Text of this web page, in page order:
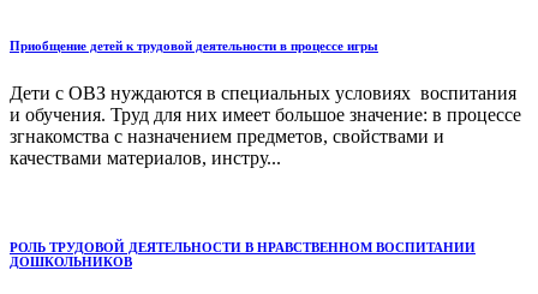
Приобщение детей к трудовой деятельности в процессе игры
Дети с ОВЗ нуждаются в специальных условиях воспитания
и обучения. Труд для них имеет большое значение: в процессе
згнакомства с назначением предметов, свойствами и
качествами материалов, инстру...
РОЛЬ ТРУДОВОЙ ДЕЯТЕЛЬНОСТИ В НРАВСТВЕННОМ ВОСПИТАНИИ
ДОШКОЛЬНИКОВ